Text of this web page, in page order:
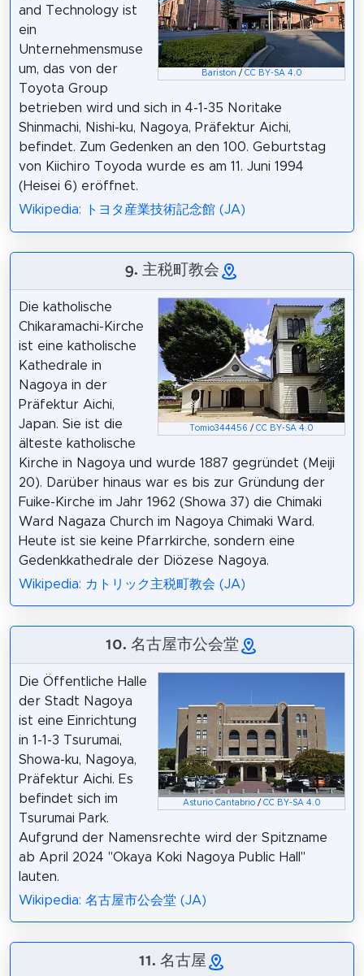
Bariston / CC BY-SA 4.0
and Technology ist
ein
Unternehmensmuse
um, das von der
Toyota Group
betrieben wird und sich in 4-1-35 Noritake
Shinmachi, Nishi-ku, Nagoya, Präfektur Aichi,
befindet. Zum Gedenken an den 100. Geburtstag
von Kiichiro Toyoda wurde es am 11. Juni 1994
(Heisei 6) eröffnet.
Wikipedia: トヨタ産業技術記念館 (JA)
9. 主税町教会
Tomio344456 /CC BY-SA 4.0
Die katholische
Chikaramachi-Kirche
ist eine katholische
Kathedrale in
Nagoya in der
Präfektur Aichi,
Japan. Sie ist die
älteste katholische
Kirche in Nagoya und wurde 1887 gegründet (Meiji
20). Darüber hinaus war es bis zur Gründung der
Fuike-Kirche im Jahr 1962 (Showa 37) die Chimaki
Ward Nagaza Church im Nagoya Chimaki Ward.
Heute ist sie keine Pfarrkirche, sondern eine
Gedenkkathedrale der Diözese Nagoya.
Wikipedia: カトリック主税町教会 (JA)
10. 名古屋市公会堂
Asturio Cantabrio/ CC BY-SA 4.0
Die Öffentliche Halle
der Stadt Nagoya
ist eine Einrichtung
in 1-1-3 Tsurumai,
Showa-ku, Nagoya,
Präfektur Aichi. Es
befindet sich im
Tsurumai Park.
Aufgrund der Namensrechte wird der Spitzname
ab April 2024 "Okaya Koki Nagoya Public Hall"
lauten.
Wikipedia: 名古屋市公会堂 (JA)
11. 名古屋